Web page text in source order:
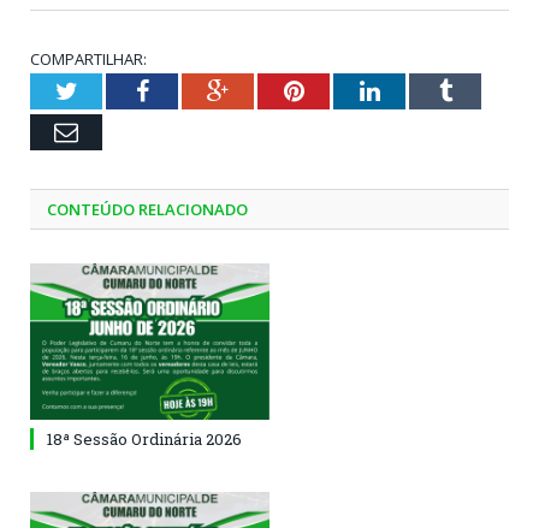
COMPARTILHAR:
TwitterFacebookGoogle+PinterestLinkedInTumblr
Email
CONTEÚDO RELACIONADO
18ª Sessão Ordinária 2026